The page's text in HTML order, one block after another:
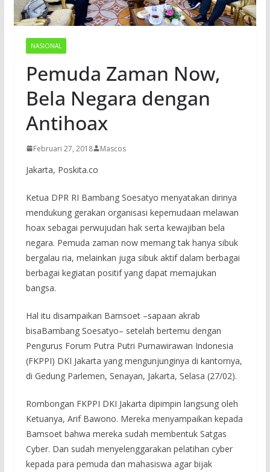
NASIONAL
Pemuda Zaman Now,
Bela Negara dengan
Antihoax
Februari 27, 2018 Mascos
Jakarta, Poskita.co
Ketua DPR RI Bambang Soesatyo menyatakan dirinya
mendukung gerakan organisasi kepemudaan melawan
hoax sebagai perwujudan hak serta kewajiban bela
negara. Pemuda zaman now memang tak hanya sibuk
bergalau ria, melainkan juga sibuk aktif dalam berbagai
berbagai kegiatan positif yang dapat memajukan
bangsa.
Hal itu disampaikan Bamsoet –sapaan akrab
bisaBambang Soesatyo– setelah bertemu dengan
Pengurus Forum Putra Putri Purnawirawan Indonesia
(FKPPI) DKI Jakarta yang mengunjunginya di kantornya,
di Gedung Parlemen, Senayan, Jakarta, Selasa (27/02).
Rombongan FKPPI DKI Jakarta dipimpin langsung oleh
Ketuanya, Arif Bawono. Mereka menyampaikan kepada
Bamsoet bahwa mereka sudah membentuk Satgas
Cyber. Dan sudah menyelenggarakan pelatihan cyber
kepada para pemuda dan mahasiswa agar bijak